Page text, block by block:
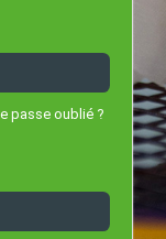
passe oublié ?